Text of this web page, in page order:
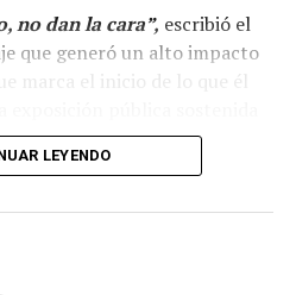
no dan la cara”, escribió el
que generó un alto impacto
marca el inicio de lo que él
ya ha
dos mes
LEYENDO